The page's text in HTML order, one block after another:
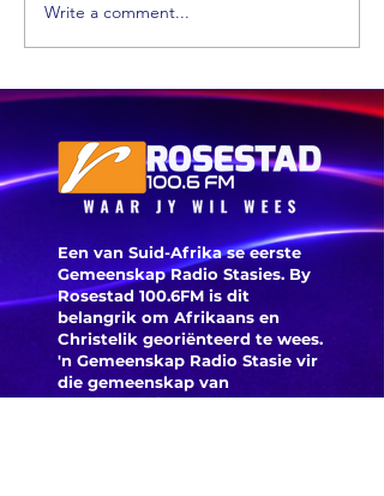
Xhariep kry
eers in 2031 'n
nuwe
munisipaliteit
Write a comment...
Een van Suid-Afrika se eerste
Gemeenskap Radio Stasies. By
Rosestad 100.6FM is dit
belangrik om Afrikaans en
Christelik georiënteerd te wees.
'n Gemeenskap Radio Stasie vir
die gemeenskap van
Bloemfontein.